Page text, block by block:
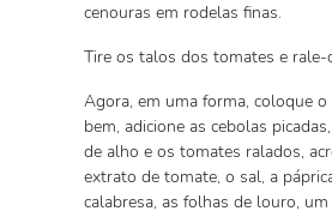
cenouras em rodelas finas.
Tire os talos dos tomates e rale-
Agora, em uma forma, coloque o
bem, adicione as cebolas
de alho e os tomates ralados,
extrato de tomate, o sal, a
calabresa, as folhas de louro,